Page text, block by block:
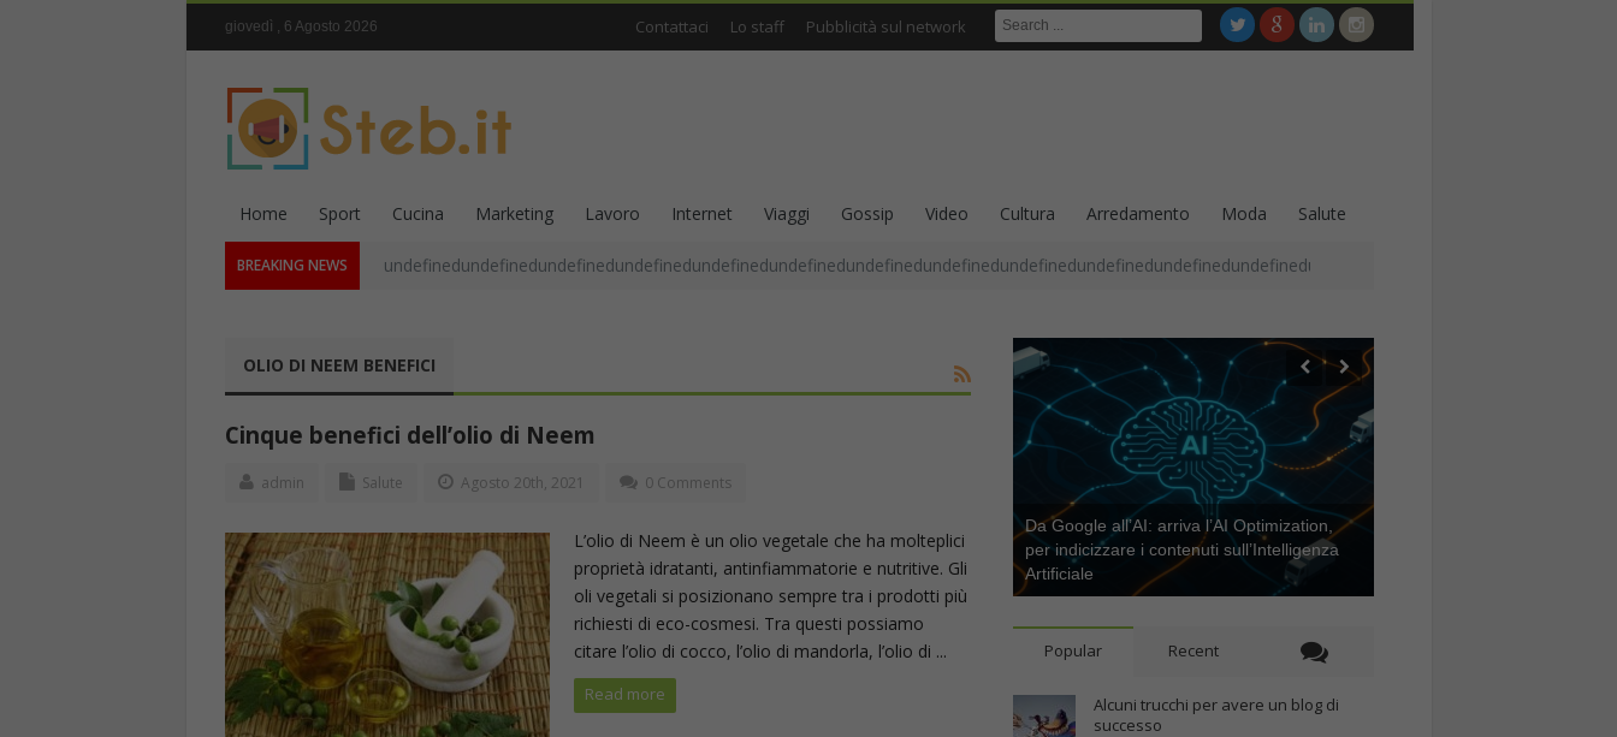
giovedì , 6 Agosto 2026 Contattaci Lo staff Pubblicità sul network
Home Sport Cucina Marketing Lavoro Internet Viaggi Gossip Video Cultura Arredamento Moda Salute
BREAKING NEWS
OLIO DI NEEM BENEFICI
Cinque benefici dell’olio di Neem
admin Salute Agosto 20th, 2021 0 Comments
L’olio di Neem è un olio vegetale che ha molteplici
proprietà idratanti, antinfiammatorie e nutritive. Gli
oli vegetali si posizionano sempre tra i prodotti più
richiesti di eco-cosmesi. Tra questi possiamo
citare l’olio di cocco, l’olio di mandorla, l’olio di ...
Read more
Da Google all’AI: arriva l’AI Optimization,
per indicizzare i contenuti sull’Intelligenza
Artificiale
Popular Recent
Alcuni trucchi per avere un blog di
successo